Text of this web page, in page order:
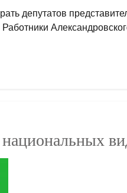
депутатов
национальных